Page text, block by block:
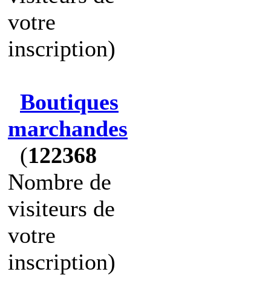
votre
inscription)
Boutiques
marchandes
(122368
Nombre de
visiteurs de
votre
inscription)